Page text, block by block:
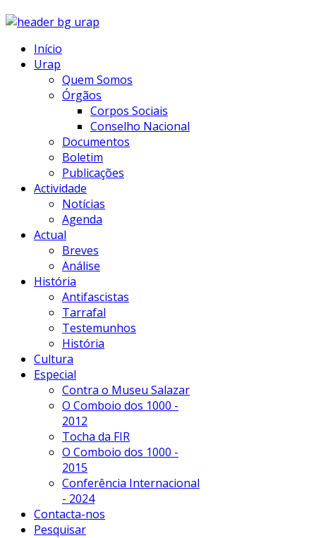
Início
Urap
Quem Somos
Órgãos
Corpos Sociais
Conselho Nacional
Documentos
Boletim
Publicações
Actividade
Notícias
Agenda
Actual
Breves
Análise
História
Antifascistas
Tarrafal
Testemunhos
História
Cultura
Especial
Contra o Museu Salazar
O Comboio dos 1000 -
2012
Tocha da FIR
O Comboio dos 1000 -
2015
Conferência Internacional
- 2024
Contacta-nos
Pesquisar